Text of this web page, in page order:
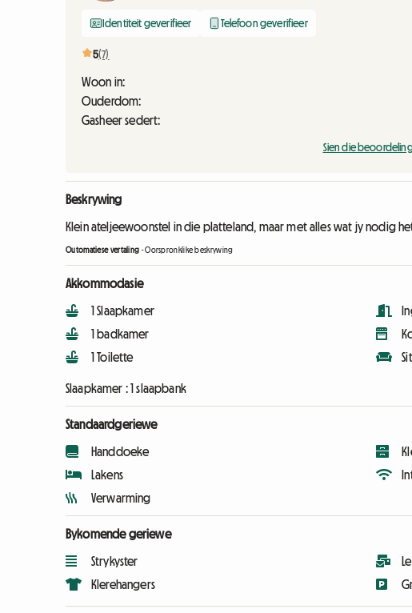
Identiteit geverifieer Telefoon geverifieer
5(7)
Woon in:
Ouderdom:
Gasheer sedert:
Sien die
Beskrywing
Klein ateljeewoonstel in die platteland, maar met alles wat jy nodig
Outomatiese vertaling -Oorspronklike beskrywing
Akkommodasie
1 Slaapkamer
1 badkamer
1 Toilette
Slaapkamer :1 slaapbank
Standaardgeriewe
Handdoeke
Lakens
Verwarming
Bykomende geriewe
Strykyster
Klerehangers